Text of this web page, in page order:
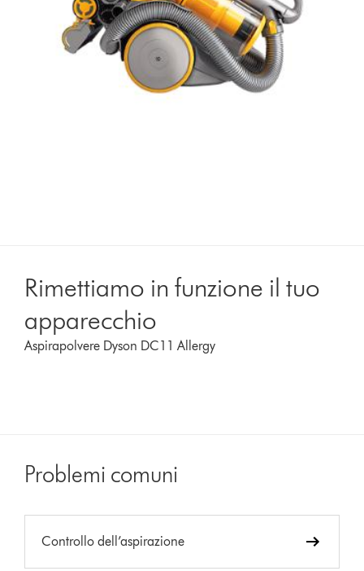
Rimettiamo in funzione il tuo
apparecchio
Aspirapolvere Dyson DC11 Allergy
Problemi comuni
Controllo dell’aspirazione